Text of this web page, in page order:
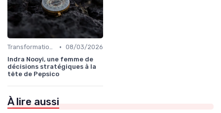
Transformation digitale de l’entreprise • 08/03/2026
Indra Nooyi, une femme de
décisions stratégiques à la
tête de Pepsico
À lire aussi